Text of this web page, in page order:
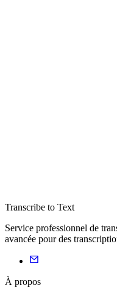
Transcribe to Text
Service professionnel de
avancée pour des
À propos